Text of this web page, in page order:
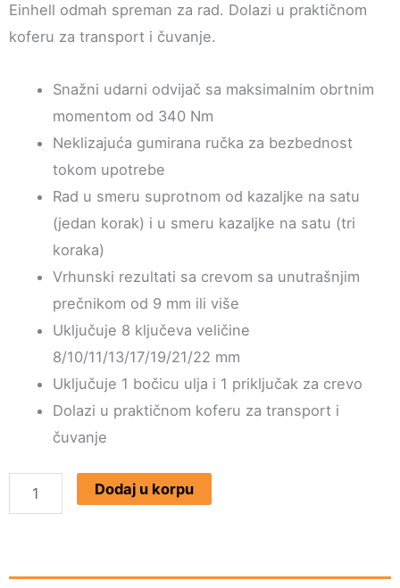
Einhell odmah spreman za rad. Dolazi u praktičnom
koferu za transport i čuvanje.
Snažni udarni odvijač sa maksimalnim obrtnim
momentom od 340 Nm
Neklizajuća gumirana ručka za bezbednost
tokom upotrebe
Rad u smeru suprotnom od kazaljke na satu
(jedan korak) i u smeru kazaljke na satu (tri
koraka)
Vrhunski rezultati sa crevom sa unutrašnjim
prečnikom od 9 mm ili više
Uključuje 8 ključeva veličine
8/10/11/13/17/19/21/22 mm
Uključuje 1 bočicu ulja i 1 priključak za crevo
Dolazi u praktičnom koferu za transport i
čuvanje
EINHELL
Pnematski
Dodaj u korpu